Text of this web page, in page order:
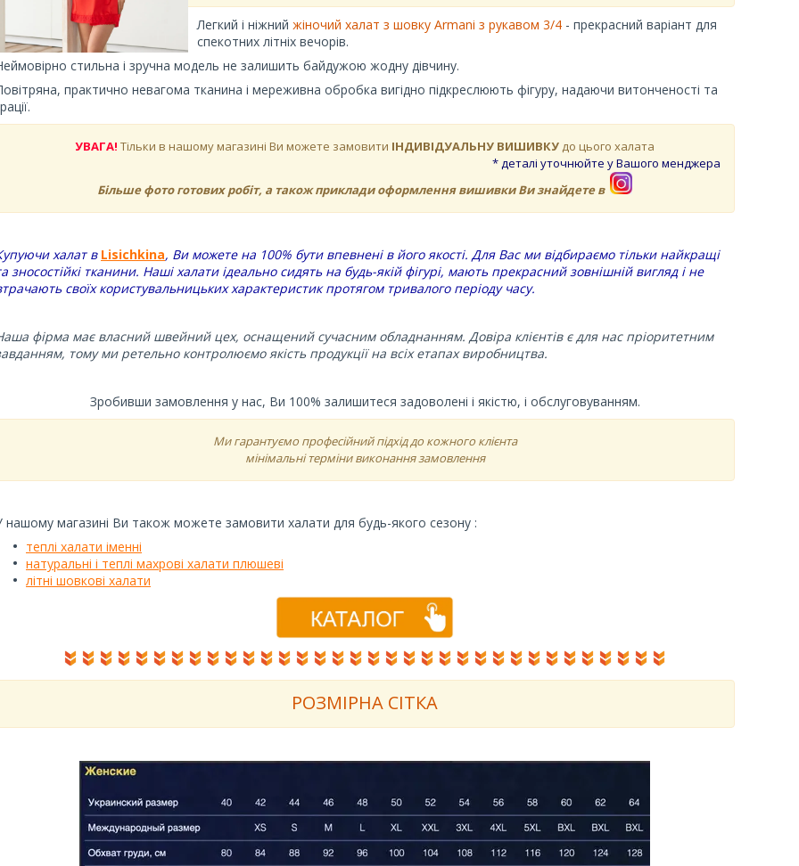
Легкий і ніжний жіночий халат з шовку Armani з рукавом 3/4 - прекрасний варіант для
спекотних літніх вечорів.
стильна і зручна модель не залишить байдужою жодну дівчину.
практично невагома тканина і мереживна обробка вигідно підкреслюють фігуру, надаючи витонченості та
УВАГА! Тільки в нашому магазині Ви можете замовити ІНДИВІДУАЛЬНУ ВИШИВКУ до цього халата
* деталі уточнюйте у Вашого менджера
Більше фото готових робіт, а також приклади оформлення вишивки Ви знайдете в
халат в Lisichkina, Ви можете на 100% бути впевнені в його якості. Для Вас ми відбираємо тільки найкращі
зносостійкі тканини. Наші халати ідеально сидять на будь-якій фігурі, мають прекрасний зовнішній вигляд і не
своїх користувальницьких характеристик протягом тривалого періоду часу.
фірма має власний швейний цех, оснащений сучасним обладнанням. Довіра клієнтів є для нас пріоритетним
тому ми ретельно контролюємо якість продукції на всіх етапах виробництва.
Зробивши замовлення у нас, Ви 100% залишитеся задоволені і якістю, і обслуговуванням.
Ми гарантуємо професійний підхід до кожного клієнта
мінімальні терміни виконання замовлення
нашому магазині Ви також можете замовити халати для будь-якого сезону :
теплі халати іменні
натуральні і теплі махрові халати плюшеві
літні шовкові халати
РОЗМІРНА СІТКА